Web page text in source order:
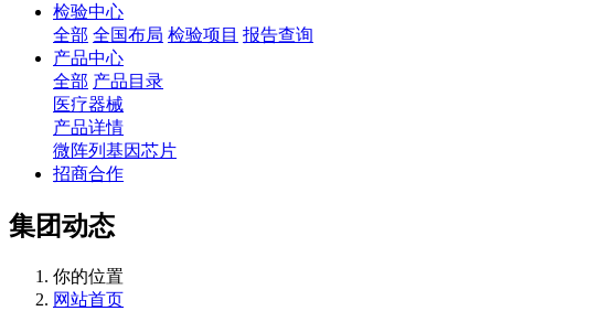
检验中心
全部 全国布局 检验项目 报告查询
产品中心
全部 产品目录
医疗器械
产品详情
微阵列基因芯片
招商合作
集团动态
你的位置
网站首页